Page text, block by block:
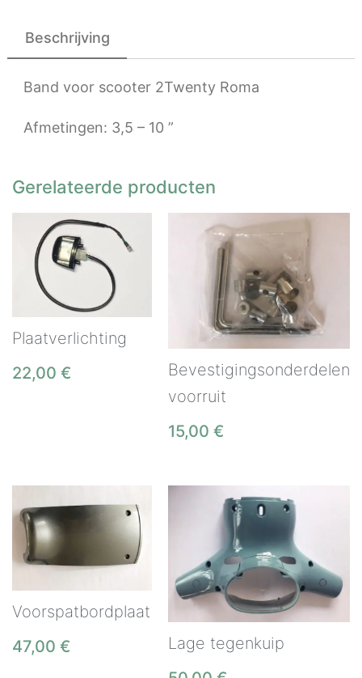
Beschrijving
Band voor scooter 2Twenty Roma
Afmetingen: 3,5 – 10 ”
Gerelateerde producten
Plaatverlichting
22,00 €
Bevestigingsonderdelen
voorruit
15,00 €
Voorspatbordplaat
47,00 €
Lage tegenkuip